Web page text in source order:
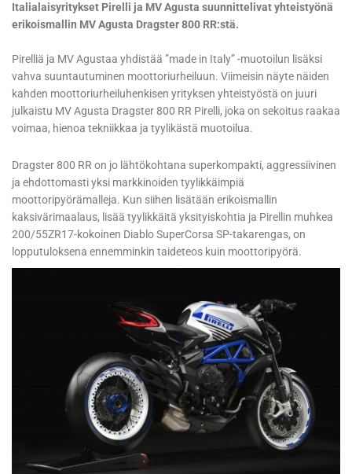
Italialaisyritykset Pirelli ja MV Agusta suunnittelivat yhteistyönä
erikoismallin MV Agusta Dragster 800 RR:stä.
Pirelliä ja MV Agustaa yhdistää ”made in Italy” -muotoilun lisäksi
vahva suuntautuminen moottoriurheiluun. Viimeisin näyte näiden
kahden moottoriurheiluhenkisen yrityksen yhteistyöstä on juuri
julkaistu MV Agusta Dragster 800 RR Pirelli, joka on sekoitus raakaa
voimaa, hienoa tekniikkaa ja tyylikästä muotoilua.
Dragster 800 RR on jo lähtökohtana superkompakti, aggressiivinen
ja ehdottomasti yksi markkinoiden tyylikkäimpiä
moottoripyörämalleja. Kun siihen lisätään erikoismallin
kaksivärimaalaus, lisää tyylikkäitä yksityiskohtia ja Pirellin muhkea
200/55ZR17-kokoinen Diablo SuperCorsa SP-takarengas, on
lopputuloksena ennemminkin taideteos kuin moottoripyörä.